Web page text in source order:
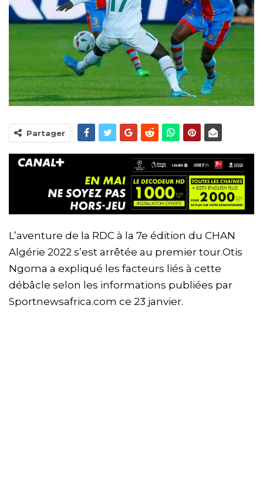
Partager
L’aventure de la RDC à la 7e édition du CHAN
Algérie 2022 s’est arrêtée au premier tour.Otis
Ngoma a expliqué les facteurs liés à cette
débâcle selon les informations publiées par
Sportnewsafrica.com ce 23 janvier.